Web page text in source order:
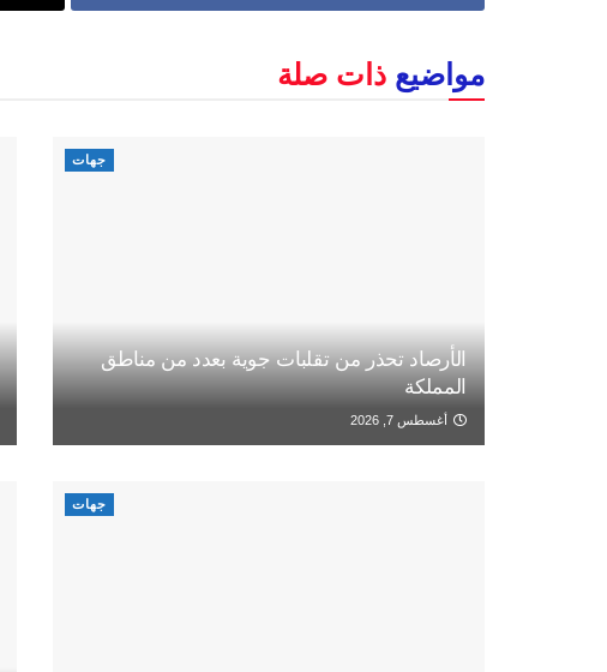
مواضيع ذات صلة
جهات
الأرصاد تحذر من تقلبات جوية بعدد من مناطق
المملكة
أغسطس 7, 2026
جهات